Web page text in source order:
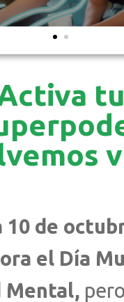
tu
10 de
el Día
Mental,